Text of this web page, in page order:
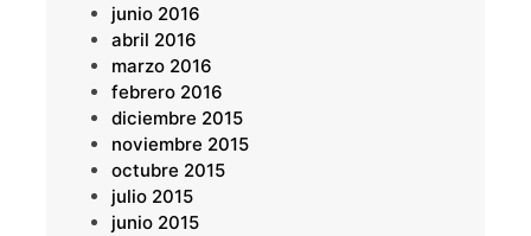
junio 2016
abril 2016
marzo 2016
febrero 2016
diciembre 2015
noviembre 2015
octubre 2015
julio 2015
junio 2015